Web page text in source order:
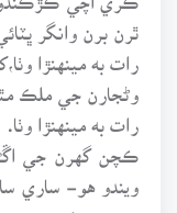
ٿرن برن وانگر
رات به مينهنڙا
وڻجارن جي ملڪ
رات به مينهنڙا وٺا.
ڪچن گهرن جي
ويندو هو- ساري
جو بس ڪندو هو ته